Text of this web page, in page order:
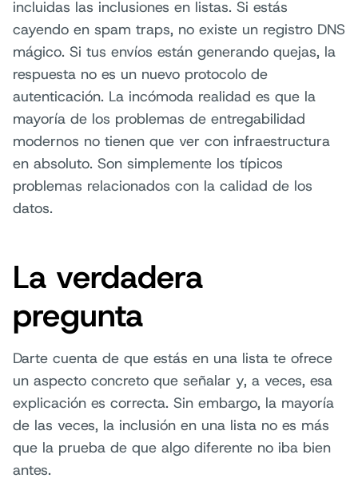
incluidas las inclusiones en listas. Si estás
cayendo en spam traps, no existe un registro DNS
mágico. Si tus envíos están generando quejas, la
respuesta no es un nuevo protocolo de
autenticación. La incómoda realidad es que la
mayoría de los problemas de entregabilidad
modernos no tienen que ver con infraestructura
en absoluto. Son simplemente los típicos
problemas relacionados con la calidad de los
datos.
La verdadera
pregunta
Darte cuenta de que estás en una lista te ofrece
un aspecto concreto que señalar y, a veces, esa
explicación es correcta. Sin embargo, la mayoría
de las veces, la inclusión en una lista no es más
que la prueba de que algo diferente no iba bien
antes.